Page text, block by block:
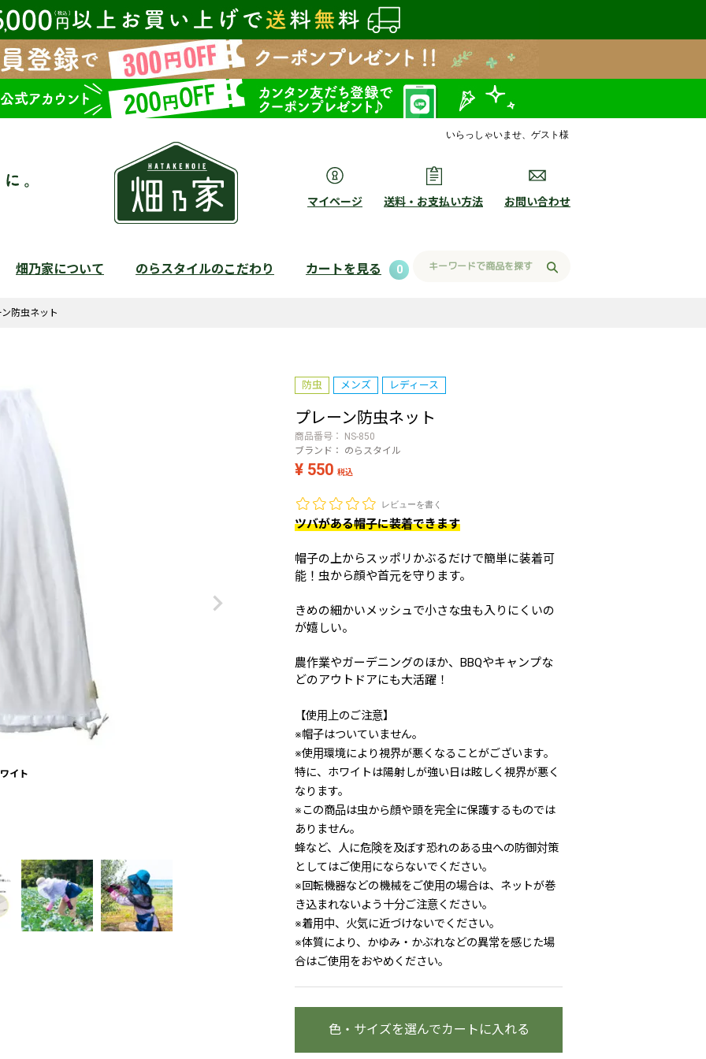
いらっしゃいませ、ゲスト様
マイページ 送料・お支払い方法 お問い合わせ
畑乃家について のらスタイルのこだわり カートを見る 0
検索
防虫ネット
イト ブラック
防虫 メンズ レディース
プレーン防虫ネット
商品番号
NS-850
ブランド：
のらスタイル
¥ 550 税込
レビューを書く
ツバがある帽子に装着できます
帽子の上からスッポリかぶるだけで簡単に装着可
能！虫から顔や首元を守ります。
きめの細かいメッシュで小さな虫も入りにくいの
が嬉しい。
農作業やガーデニングのほか、BBQやキャンプな
どのアウトドアにも大活躍！
【使用上のご注意】
※帽子はついていません。
※使用環境により視界が悪くなることがございます。
特に、ホワイトは陽射しが強い日は眩しく視界が悪く
なります。
※この商品は虫から顔や頭を完全に保護するものでは
ありません。
蜂など、人に危険を及ぼす恐れのある虫への防御対策
としてはご使用にならないでください。
※回転機器などの機械をご使用の場合は、ネットが巻
き込まれないよう十分ご注意ください。
※着用中、火気に近づけないでください。
※体質により、かゆみ・かぶれなどの異常を感じた場
合はご使用をおやめください。
色・サイズを選んでカートに入れる